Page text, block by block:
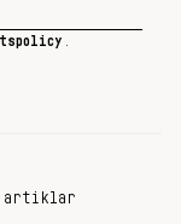
artiklar